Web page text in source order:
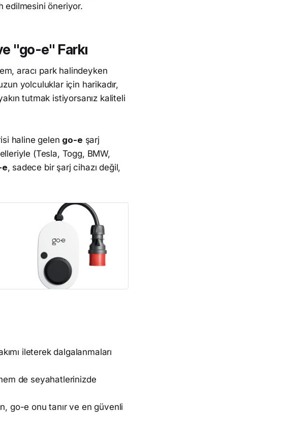
edilmesini öneriyor.
"go-e" Farkı
aracı park halindeyken
yolculuklar için harikadır,
tutmak istiyorsanız kaliteli
haline gelen go-e şarj
(Tesla, Togg, BMW,
, sadece bir şarj cihazı değil,
ileterek dalgalanmaları
de seyahatlerinizde
go-e onu tanır ve en güvenli